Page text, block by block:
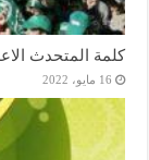
كلمة المتحدث
16 مايو، 2022